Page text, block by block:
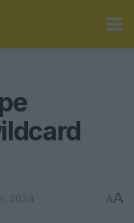
2024 AA